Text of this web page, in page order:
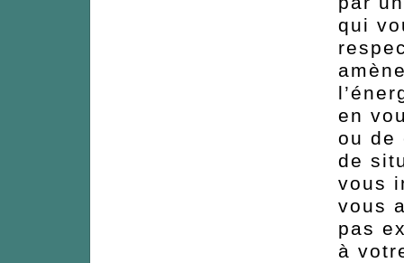
qui
en
ou de
de
vous
vous
pas
à